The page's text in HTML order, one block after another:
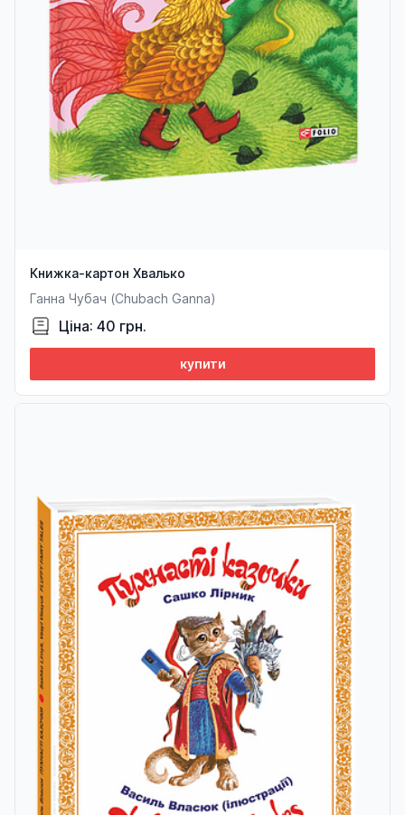
Книжка-картон Хвалько
Ганна Чубач (Chubach Ganna)
Ціна: 40 грн.
купити